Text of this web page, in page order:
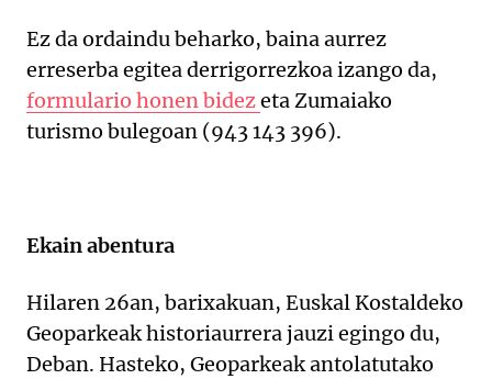
Ez da ordaindu beharko, baina aurrez
erreserba egitea derrigorrezkoa izango da,
formulario honen bidezeta Zumaiako
turismo bulegoan (943 143 396).
Ekain abentura
Hilaren 26an, barixakuan, Euskal Kostaldeko
Geoparkeak historiaurrera jauzi egingo du,
Deban. Hasteko, Geoparkeak antolatutako